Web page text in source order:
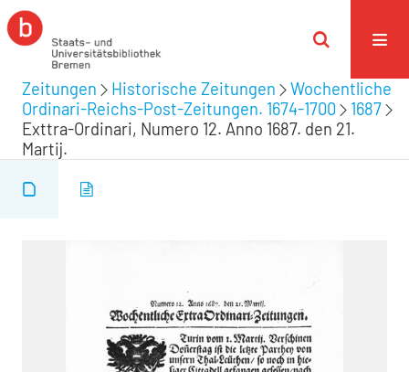
Zeitungen Historische Zeitungen
Wochentliche
Ordinari-Reichs-Post-Zeitungen. 1674-1700
1687
Exttra-Ordinari, Numero 12. Anno 1687. den 21.
Martij.